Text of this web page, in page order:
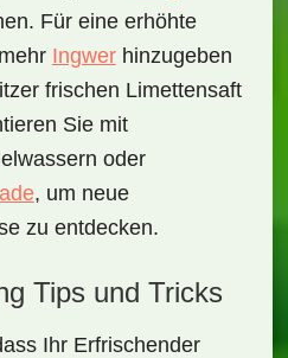
Für eine erhöhte
Ingwerhinzugeben
frischen Limettensaft
Sie mit
oder
, um neue
zu entdecken.
Tips und Tricks
Ihr Erfrischender